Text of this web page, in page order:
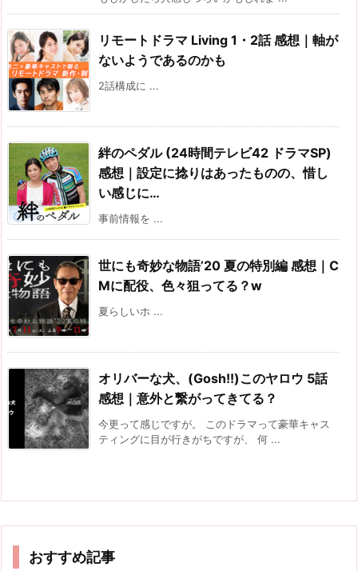
リモートドラマ Living 1・2話 感想｜軸が
ないようであるのかも
2話構成に ...
絆のペダル (24時間テレビ42 ドラマSP)
感想｜設定に捻りはあったものの、惜し
い感じに…
事前情報を ...
世にも奇妙な物語’20 夏の特別編 感想｜C
Mに配役、色々狙ってる？w
夏らしいホ ...
オリバーな犬、(Gosh!!)このヤロウ 5話
感想｜意外と繋がってきてる？
今更って感じですが。 このドラマって豪華キャス
ティングに目が行きがちですが、 何 ...
おすすめ記事